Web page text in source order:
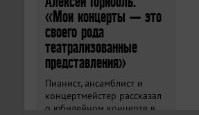
«Мои концерты — это
своего рода
театрализованные
представления»
Пианист, ансамблист и
концертмейстер рассказал
о юбилейном концерте в